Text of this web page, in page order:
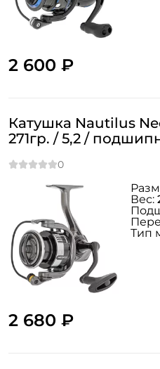
2 600 ₽
Катушка Nautilus
271гр. / 5,2 /
2 680 ₽
Вес:
Тип